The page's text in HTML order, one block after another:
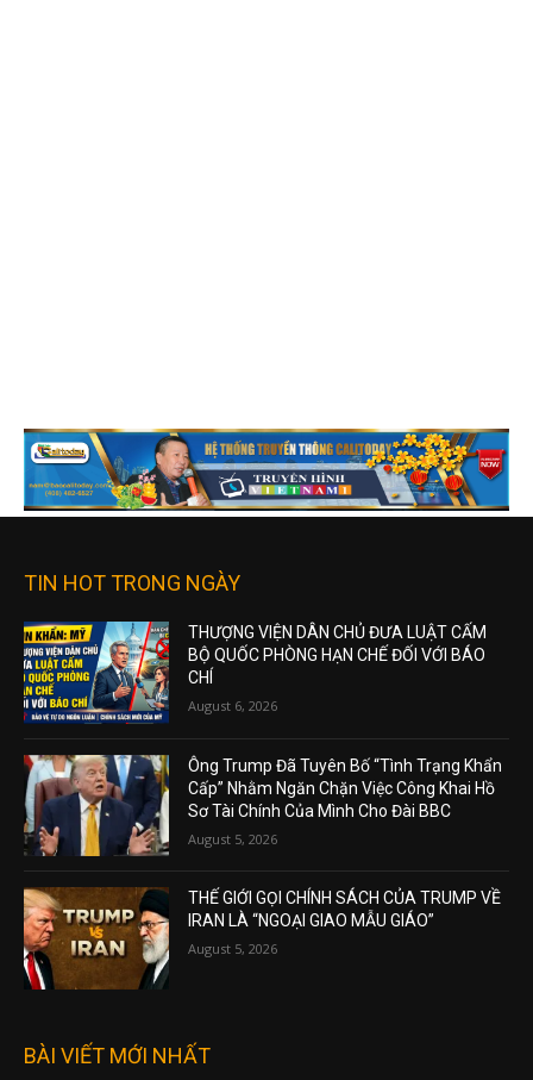
TIN HOT TRONG NGÀY
BỘ QUỐC PHÒNG HẠN CHẾ ĐỐI VỚI BÁO
CHÍ
August 6, 2026
Cấp” Nhằm Ngăn Chặn Việc Công Khai Hồ
Sơ Tài Chính Của Mình Cho Đài BBC
August 5, 2026
THẾ GIỚI GỌI CHÍNH SÁCH CỦA TRUMP VỀ